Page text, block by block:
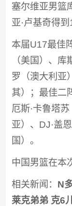
塞尔维亚男篮
亚·卢基奇得
本届U17最佳
（美国）、
罗（澳大利亚
其）；最佳二
厄斯·卡鲁塔
亚）、DJ·盖
国）。
中国男篮在本
相关新闻： N
莱克弟弟 克6